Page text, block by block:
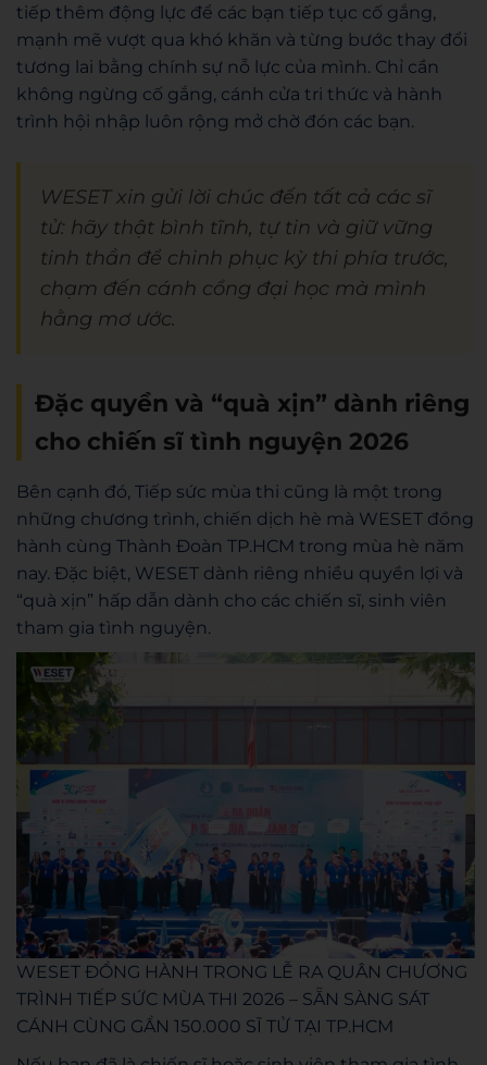
tiếp thêm động lực để các bạn tiếp tục cố gắng,
mạnh mẽ vượt qua khó khăn và từng bước thay đổi
tương lai bằng chính sự nỗ lực của mình. Chỉ cần
không ngừng cố gắng, cánh cửa tri thức và hành
trình hội nhập luôn rộng mở chờ đón các bạn.
WESET xin gửi lời chúc đến tất cả các sĩ
tử: hãy thật bình tĩnh, tự tin và giữ vững
tinh thần để chinh phục kỳ thi phía trước,
chạm đến cánh cổng đại học mà mình
hằng mơ ước.
Đặc quyền và “quà xịn” dành riêng
cho chiến sĩ tình nguyện 2026
Bên cạnh đó, Tiếp sức mùa thi cũng là một trong
những chương trình, chiến dịch hè mà WESET đồng
hành cùng Thành Đoàn TP.HCM trong mùa hè năm
nay. Đặc biệt, WESET dành riêng nhiều quyền lợi và
“quà xịn” hấp dẫn dành cho các chiến sĩ, sinh viên
tham gia tình nguyện.
WESET ĐỒNG HÀNH TRONG LỄ RA QUÂN CHƯƠNG
TRÌNH TIẾP SỨC MÙA THI 2026 – SẴN SÀNG SÁT
CÁNH CÙNG GẦN 150.000 SĨ TỬ TẠI TP.HCM